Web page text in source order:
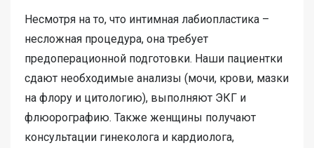
Несмотря на то, что интимная лабиопластика –
несложная процедура, она требует
предоперационной подготовки. Наши пациентки
сдают необходимые анализы (мочи, крови, мазки
на флору и цитологию), выполняют ЭКГ и
флюорографию. Также женщины получают
консультации гинеколога и кардиолога,